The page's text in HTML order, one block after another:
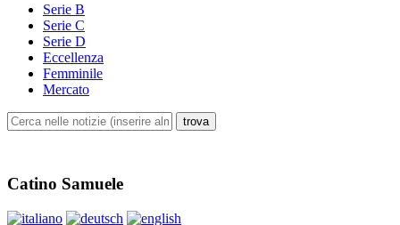
Serie B
Serie C
Serie D
Eccellenza
Femminile
Mercato
Catino Samuele